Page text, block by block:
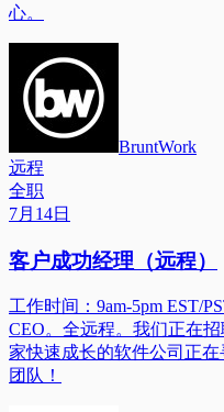
心。
BruntWork
远程
全职
7月14日
客户成功经理（远程）
工作时间：9am-5pm EST/
CEO。全远程。我们正在
家快速成长的软件公司正
团队！